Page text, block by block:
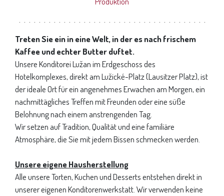
Treten Sie ein in eine Welt, in der es nach frischem
Kaffee und echter Butter duftet.
Unsere Konditorei Lužan im Erdgeschoss des
Hotelkomplexes, direkt am Lužické-Platz (Lausitzer Platz), ist
der ideale Ort für ein angenehmes Erwachen am Morgen, ein
nachmittägliches Treffen mit Freunden oder eine süße
Belohnung nach einem anstrengenden Tag.
Wir setzen auf Tradition, Qualität und eine familiäre
Atmosphäre, die Sie mit jedem Bissen schmecken werden.
Unsere eigene Hausherstellung
Alle unsere Torten, Kuchen und Desserts entstehen direkt in
unserer eigenen Konditorenwerkstatt. Wir verwenden keine